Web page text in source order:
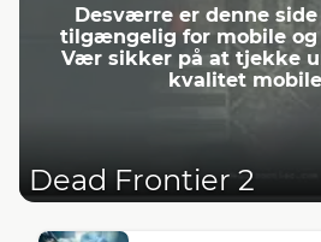
Desværre er denne
tilgængelig for mobile og
Vær sikker på at tjekke
kvalitet
Dead Frontier 2